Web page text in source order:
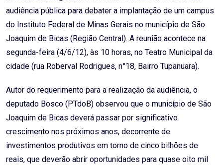
audiência pública para debater a implantação de um campus
do Instituto Federal de Minas Gerais no município de São
Joaquim de Bicas (Região Central). A reunião acontece na
segunda-feira (4/6/12), às 10 horas, no Teatro Municipal da
cidade (rua Roberval Rodrigues, n°18, Bairro Tupanuara).
Autor do requerimento para a realização da audiência, o
deputado Bosco (PTdoB) observou que o município de São
Joaquim de Bicas deverá passar por significativo
crescimento nos próximos anos, decorrente de
investimentos produtivos em torno de cinco bilhões de
reais, que deverão abrir oportunidades para quase oito mil